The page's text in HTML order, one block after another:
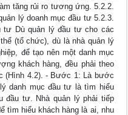
tăng rủi ro tương ứng. 5.2.2.
lý doanh mục đầu tư 5.2.3.
tư Dù quản lý đầu tư cho các
(tổ chức), dù là nhà quản lý
để tạo nên một danh mục
khách hàng, đều phải theo
(Hình 4.2). - Bước 1: Là bước
danh mục đầu tư là tìm hiểu
đầu tư. Nhà quản lý phải tiếp
tìm hiểu khách hàng là ai, nhu